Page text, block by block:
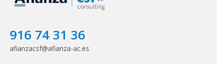
916 74 31 36
afianzacsf@afianza-ac.es